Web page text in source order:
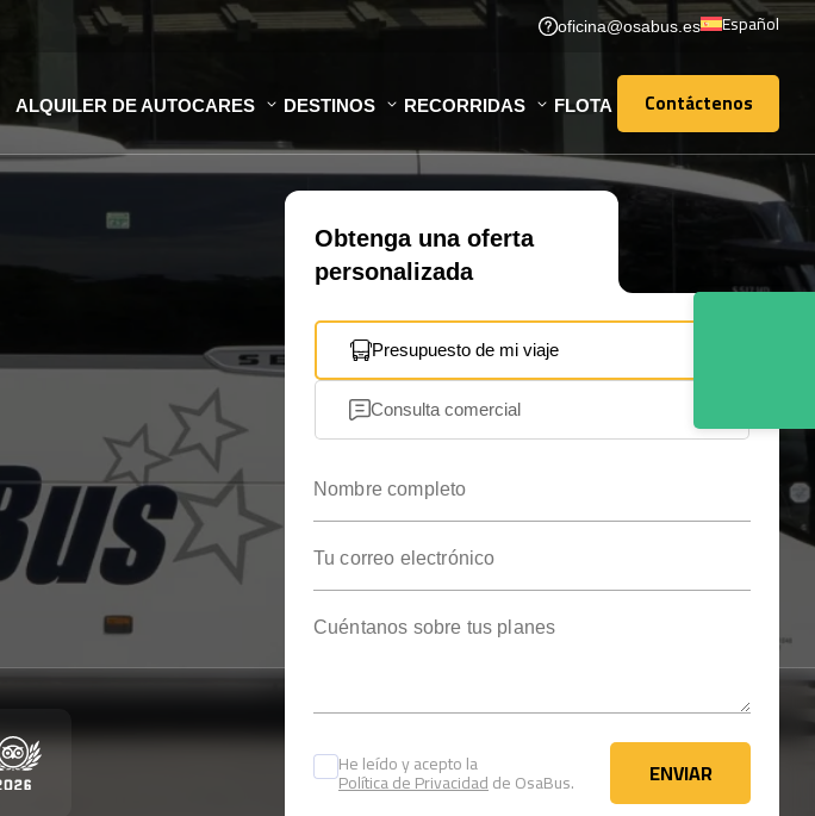
oficina@osabus.es Español
ALQUILER DE AUTOCARES DESTINOS RECORRIDAS FLOTA Contáctenos
Contáctenos
Obtenga una oferta
personalizada
Presupuesto de mi viaje
Consulta comercial
He leído y acepto la
Política de Privacidadde OsaBus. ENVIAR
ENVIAR